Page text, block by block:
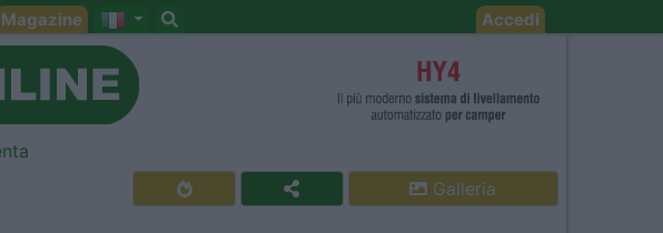
Magazine Accedi
Galleria